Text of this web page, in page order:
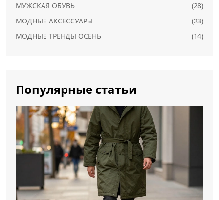
МУЖСКАЯ ОБУВЬ
(28)
МОДНЫЕ АКСЕССУАРЫ
(23)
МОДНЫЕ ТРЕНДЫ ОСЕНЬ
(14)
Популярные статьи